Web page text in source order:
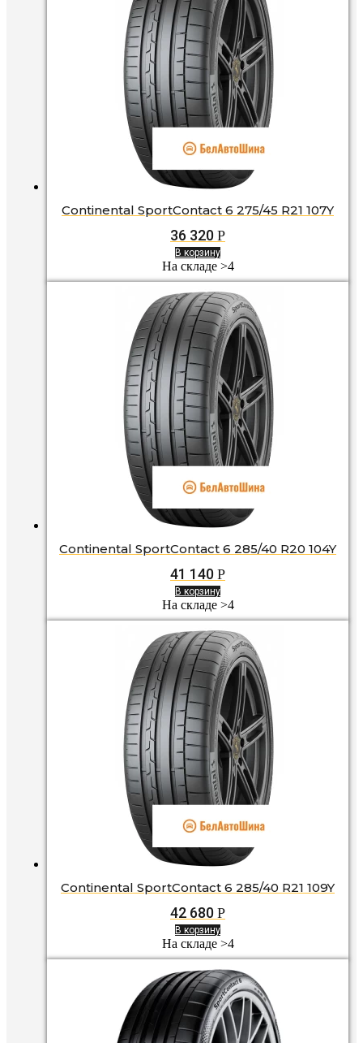
Continental SportContact 6 275/45 R21 107Y
36 320 Р
В корзину
На складе >4
Continental SportContact 6 285/40 R20 104Y
41 140 Р
В корзину
На складе >4
Continental SportContact 6 285/40 R21 109Y
42 680 Р
В корзину
На складе >4